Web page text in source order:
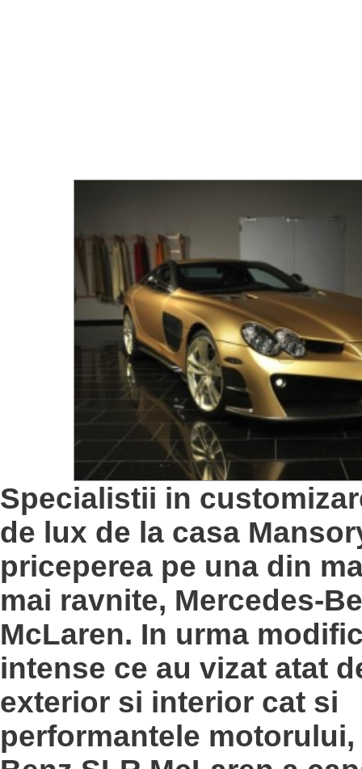
Specialistii in
de lux de la casa
priceperea pe una din
mai ravnite, Mercedes-
McLaren. In urma
intense ce au vizat atat
exterior si interior cat si
performantele motorului,